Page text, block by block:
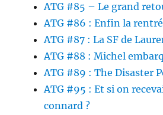
ATG #85 – Le grand
ATG #86 : Enfin la
ATG #87 : La SF de
ATG #88 : Michel
ATG #89 : The Disaster
ATG #95 : Et si on
connard ?